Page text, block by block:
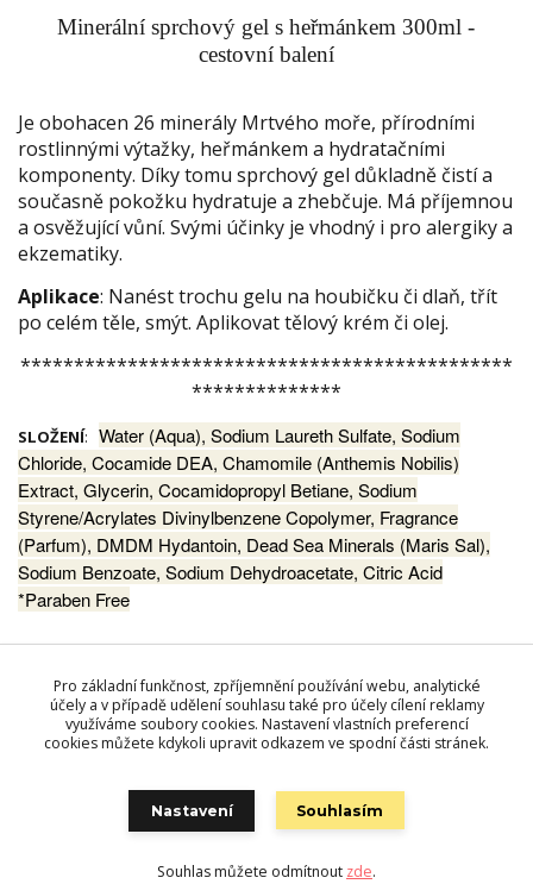
Minerální sprchový gel s heřmánkem 300ml -
cestovní balení
Je obohacen 26 minerály Mrtvého moře, přírodními
rostlinnými výtažky, heřmánkem a hydratačními
komponenty. Díky tomu sprchový gel důkladně čistí a
současně pokožku hydratuje a zhebčuje. Má příjemnou
a osvěžující vůní. Svými účinky je vhodný i pro alergiky a
ekzematiky.
Aplikace: Nanést trochu gelu na houbičku či dlaň, třít
po celém těle, smýt. Aplikovat tělový krém či olej.
**********************************************
**************
SLOŽENÍ: Water (Aqua), Sodium Laureth Sulfate, Sodium
Chloride, Cocamide DEA, Chamomile (Anthemis Nobilis)
Extract, Glycerin, Cocamidopropyl Betiane, Sodium
Styrene/Acrylates Divinylbenzene Copolymer, Fragrance
(Parfum), DMDM Hydantoin, Dead Sea Minerals (Maris Sal),
Sodium Benzoate, Sodium Dehydroacetate, Citric Acid
*Paraben Free
Zboží zařazeno v kategoriích
Kosmetika MON PLATIN DSM
Vytvořeno na Eshop-rychle.cz
Pro základní funkčnost, zpříjemnění používání webu, analytické
účely a v případě udělení souhlasu také pro účely cílení reklamy
využíváme soubory cookies. Nastavení vlastních preferencí
cookies můžete kdykoli upravit odkazem ve spodní části stránek.
Nastavení Souhlasím
Souhlas můžete odmítnout zde.